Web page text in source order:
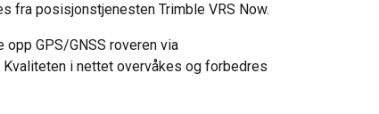
fra posisjonstjenesten Trimble VRS Now.
GPS/GNSS roveren via
i nettet overvåkes og forbedres